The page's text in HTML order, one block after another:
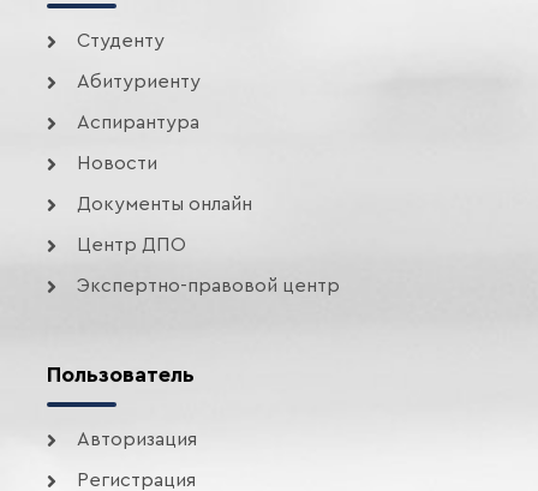
Студенту
Абитуриенту
Аспирантура
Новости
Документы онлайн
Центр ДПО
Экспертно-правовой центр
Пользователь
Авторизация
Регистрация